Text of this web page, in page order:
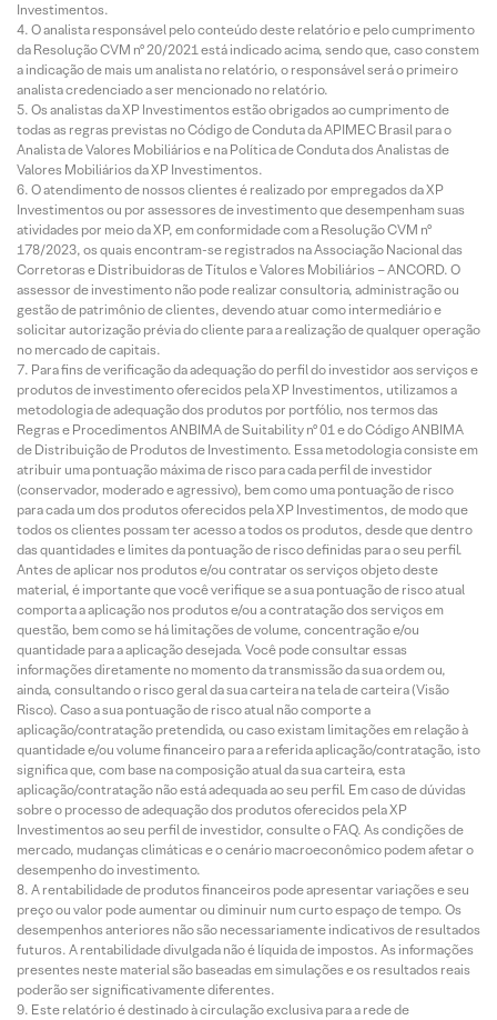
Investimentos.
O analista responsável pelo conteúdo deste relatório e pelo cumprimento
da Resolução CVM nº 20/2021 está indicado acima, sendo que, caso constem
a indicação de mais um analista no relatório, o responsável será o primeiro
analista credenciado a ser mencionado no relatório.
Os analistas da XP Investimentos estão obrigados ao cumprimento de
todas as regras previstas no Código de Conduta da APIMEC Brasil para o
Analista de Valores Mobiliários e na Política de Conduta dos Analistas de
Valores Mobiliários da XP Investimentos.
O atendimento de nossos clientes é realizado por empregados da XP
Investimentos ou por assessores de investimento que desempenham suas
atividades por meio da XP, em conformidade com a Resolução CVM nº
178/2023, os quais encontram-se registrados na Associação Nacional das
Corretoras e Distribuidoras de Títulos e Valores Mobiliários – ANCORD. O
assessor de investimento não pode realizar consultoria, administração ou
gestão de patrimônio de clientes, devendo atuar como intermediário e
solicitar autorização prévia do cliente para a realização de qualquer operação
no mercado de capitais.
Para fins de verificação da adequação do perfil do investidor aos serviços e
produtos de investimento oferecidos pela XP Investimentos, utilizamos a
metodologia de adequação dos produtos por portfólio, nos termos das
Regras e Procedimentos ANBIMA de Suitability nº 01 e do Código ANBIMA
de Distribuição de Produtos de Investimento. Essa metodologia consiste em
atribuir uma pontuação máxima de risco para cada perfil de investidor
(conservador, moderado e agressivo), bem como uma pontuação de risco
para cada um dos produtos oferecidos pela XP Investimentos, de modo que
todos os clientes possam ter acesso a todos os produtos, desde que dentro
das quantidades e limites da pontuação de risco definidas para o seu perfil.
Antes de aplicar nos produtos e/ou contratar os serviços objeto deste
material, é importante que você verifique se a sua pontuação de risco atual
comporta a aplicação nos produtos e/ou a contratação dos serviços em
questão, bem como se há limitações de volume, concentração e/ou
quantidade para a aplicação desejada. Você pode consultar essas
informações diretamente no momento da transmissão da sua ordem ou,
ainda, consultando o risco geral da sua carteira na tela de carteira (Visão
Risco). Caso a sua pontuação de risco atual não comporte a
aplicação/contratação pretendida, ou caso existam limitações em relação à
quantidade e/ou volume financeiro para a referida aplicação/contratação, isto
significa que, com base na composição atual da sua carteira, esta
aplicação/contratação não está adequada ao seu perfil. Em caso de dúvidas
sobre o processo de adequação dos produtos oferecidos pela XP
Investimentos ao seu perfil de investidor, consulte o FAQ. As condições de
mercado, mudanças climáticas e o cenário macroeconômico podem afetar o
desempenho do investimento.
A rentabilidade de produtos financeiros pode apresentar variações e seu
preço ou valor pode aumentar ou diminuir num curto espaço de tempo. Os
desempenhos anteriores não são necessariamente indicativos de resultados
futuros. A rentabilidade divulgada não é líquida de impostos. As informações
presentes neste material são baseadas em simulações e os resultados reais
poderão ser significativamente diferentes.
Este relatório é destinado à circulação exclusiva para a rede de